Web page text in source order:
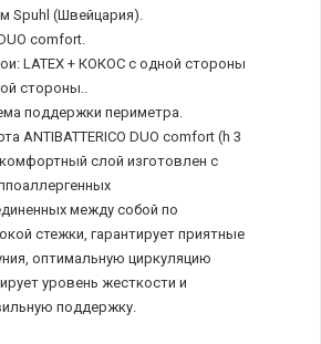
Spuhl (Швейцария).
comfort.
LATEX + КОКОС c одной стороны
стороны..
поддержки периметра.
ANTIBATTERICO DUO comfort (h 3
слой изготовлен с
между собой по
стежки, гарантирует приятные
оптимальную циркуляцию
уровень жесткости и
поддержку.